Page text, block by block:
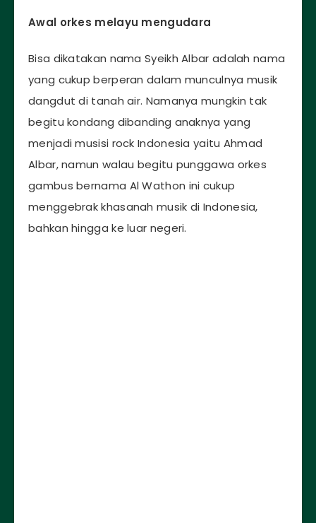
Awal orkes melayu mengudara
Bisa dikatakan nama Syeikh Albar adalah nama
yang cukup berperan dalam munculnya musik
dangdut di tanah air. Namanya mungkin tak
begitu kondang dibanding anaknya yang
menjadi musisi rock Indonesia yaitu Ahmad
Albar, namun walau begitu punggawa orkes
gambus bernama Al Wathon ini cukup
menggebrak khasanah musik di Indonesia,
bahkan hingga ke luar negeri.